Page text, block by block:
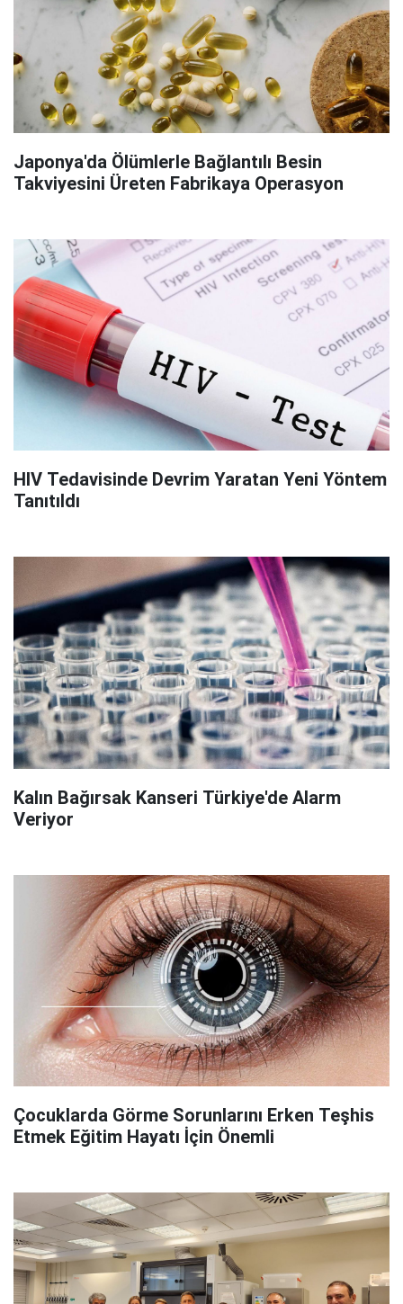
Japonya'da Ölümlerle Bağlantılı Besin
Takviyesini Üreten Fabrikaya Operasyon
HIV Tedavisinde Devrim Yaratan Yeni Yöntem
Tanıtıldı
Kalın Bağırsak Kanseri Türkiye'de Alarm
Veriyor
Çocuklarda Görme Sorunlarını Erken Teşhis
Etmek Eğitim Hayatı İçin Önemli